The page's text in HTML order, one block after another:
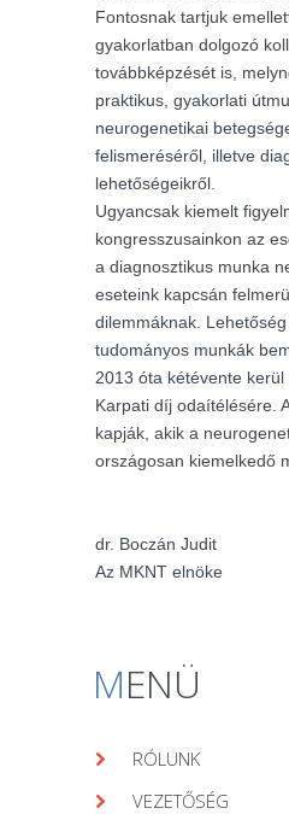
Fontosnak tartjuk
gyakorlatban dolgozó
továbbképzését is,
praktikus, gyakorlati
neurogenetikai
felismeréséről, illetve
lehetőségeikről.
Ugyancsak kiemelt
kongresszusainkon az
a diagnosztikus munka
eseteink kapcsán
dilemmáknak.
tudományos munkák
2013 óta kétévente
Karpati díj odaítélésére.
kapják, akik a
országosan kiemelkedő
dr. Boczán Judit
Az MKNT elnöke
MENÜ
RÓLUNK
VEZETŐSÉG